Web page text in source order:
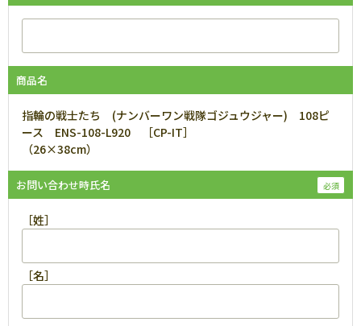
商品名
指輪の戦士たち (ナンバーワン戦隊ゴジュウジャー) 108ピ
ース ENS-108-L920 ［CP-IT］
（26×38cm）
お問い合わせ時氏名
［姓］
［名］